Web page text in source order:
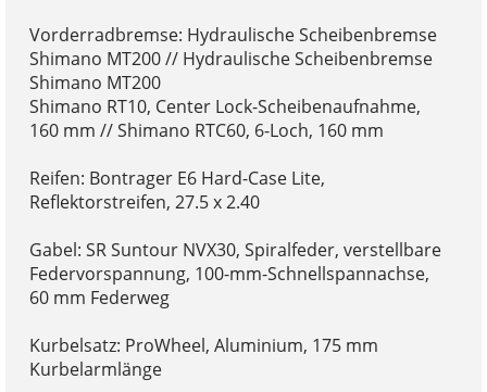
Vorderradbremse: Hydraulische Scheibenbremse
Shimano MT200 // Hydraulische Scheibenbremse
Shimano MT200
Shimano RT10, Center Lock-Scheibenaufnahme,
160 mm // Shimano RTC60, 6-Loch, 160 mm
Reifen: Bontrager E6 Hard-Case Lite,
Reflektorstreifen, 27.5 x 2.40
Gabel: SR Suntour NVX30, Spiralfeder, verstellbare
Federvorspannung, 100-mm-Schnellspannachse,
60 mm Federweg
Kurbelsatz: ProWheel, Aluminium, 175 mm
Kurbelarmlänge